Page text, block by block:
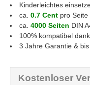
Kinderleichtes
ca. 0.7 Cent pro Seite
ca. 4000 Seiten DIN
100% kompatibel
3 Jahre Garantie &
Kostenloser